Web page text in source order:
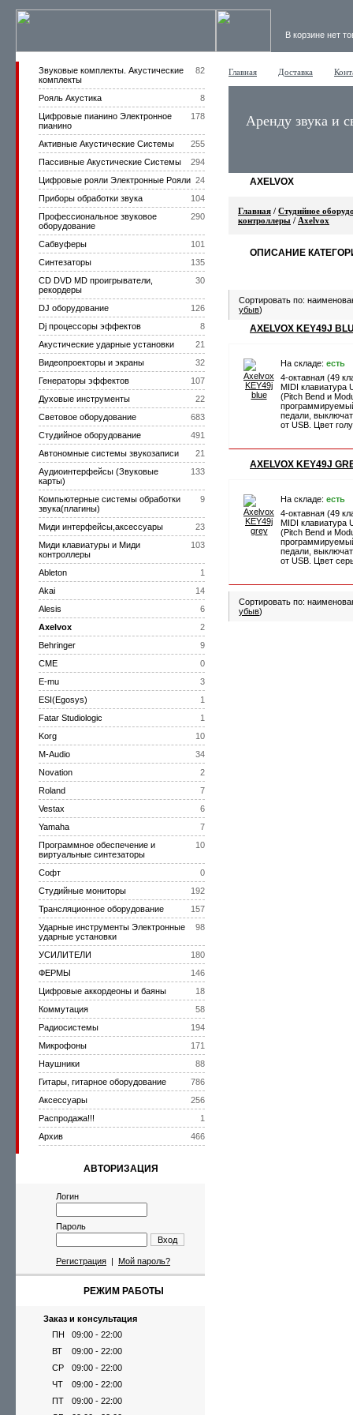
В корзине нет
82
Звуковые комплекты. Акустические
комплекты
8
Рояль Акустика
178
Цифровые пианино Электронное
пианино
255
Активные Акустические Системы
294
Пассивные Акустические Системы
24
Цифровые рояли Электронные Рояли
104
Приборы обработки звука
290
Профессиональное звуковое
оборудование
101
Сабвуферы
135
Синтезаторы
30
CD DVD MD проигрыватели,
рекордеры
126
DJ оборудование
8
Dj процессоры эффектов
21
Акустические ударные установки
32
Видеопроекторы и экраны
107
Генераторы эффектов
22
Духовые инструменты
683
Световое оборудование
491
Студийное оборудование
21
Автономные системы звукозаписи
133
Аудиоинтерфейсы (Звуковые
карты)
9
Компьютерные системы обработки
звука(плагины)
23
Миди интерфейсы,аксессуары
103
Миди клавиатуры и Миди
контроллеры
1
Ableton
14
Akai
6
Alesis
2
Axelvox
9
Behringer
0
CME
3
E-mu
1
ESI(Egosys)
1
Fatar Studiologic
10
Korg
34
M-Audio
2
Novation
7
Roland
6
Vestax
7
Yamaha
10
Программное обеспечение и
виртуальные синтезаторы
0
Софт
192
Студийные мониторы
157
Трансляционное оборудование
98
Ударные инструменты Электронные
ударные установки
180
УСИЛИТЕЛИ
146
ФЕРМЫ
18
Цифровые аккордеоны и баяны
58
Коммутация
194
Радиосистемы
171
Микрофоны
88
Наушники
786
Гитары, гитарное оборудование
256
Аксессуары
1
Распродажа!!!
466
Архив
АВТОРИЗАЦИЯ
Логин
Пароль
Вход
Регистрация | Мой пароль?
РЕЖИМ РАБОТЫ
Заказ и консультация
ПН
09:00 - 22:00
ВТ
09:00 - 22:00
СР
09:00 - 22:00
ЧТ
09:00 - 22:00
ПТ
09:00 - 22:00
Главная Доставка
Аренду звука и
AXELVOX
Главная / Студийное
контроллеры / Axelvox
ОПИСАНИЕ
Сортировать по:
убыв)
AXELVOX KEY49J
На складе: есть
4-октавная (49
MIDI клавиатура
(Pitch Bend и
педали,
от USB. Цвет
AXELVOX KEY49J
На складе: есть
4-октавная (49
MIDI клавиатура
(Pitch Bend и
педали,
от USB. Цвет
Сортировать по:
убыв)